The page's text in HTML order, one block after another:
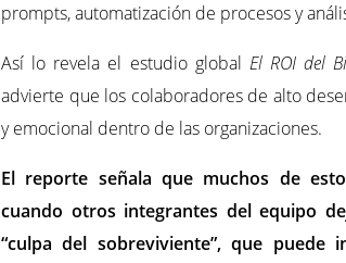
prompts, automatización de procesos y
Así lo revela el estudio global El ROI del
advierte que los colaboradores de alto
y emocional dentro de las organizaciones.
El reporte señala que muchos de
cuando otros integrantes del equipo
“culpa del sobreviviente”, que